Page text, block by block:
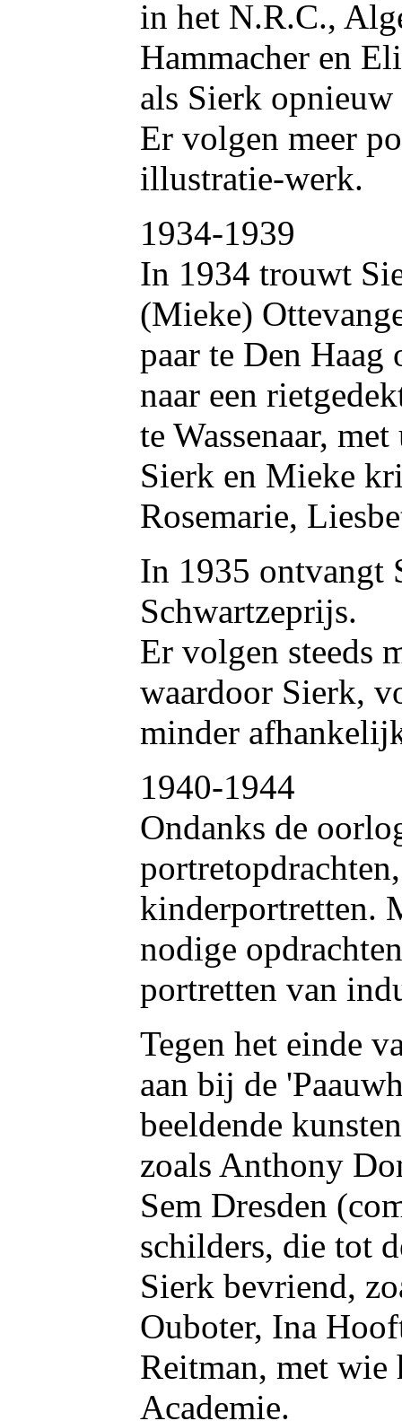
in het N.R.C.,
Hammacher en
als Sierk
Er volgen meer
illustratie-werk.
1934-1939
In 1934 trouwt
(Mieke)
paar te Den
naar een
te Wassenaar,
Sierk en Mieke
Rosemarie,
In 1935 ontvangt
Schwartzeprijs.
Er volgen steeds
waardoor Sierk,
minder
1940-1944
Ondanks de
kinderportretten.
nodige
portretten van
Tegen het einde
aan bij de
beeldende
zoals Anthony
Sem Dresden
schilders, die tot
Sierk bevriend,
Ouboter, Ina
Reitman, met wie
Academie.